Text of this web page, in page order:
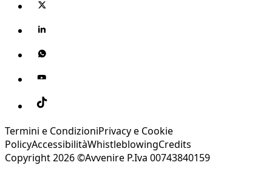
Termini e CondizioniPrivacy e Cookie
PolicyAccessibilitàWhistleblowingCredits
Copyright 2026 ©Avvenire P.Iva 00743840159